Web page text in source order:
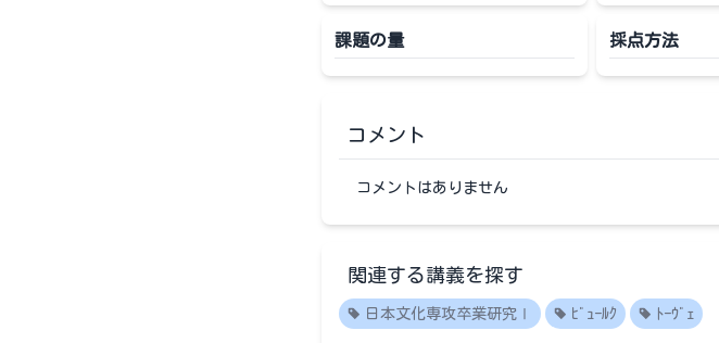
課題の量 採点方法
コメント
コメントはありません
関連する講義を探す
日本文化専攻卒業研究Ⅰ ﾋﾞｭｰﾙｸ ﾄｰｳﾞｪ